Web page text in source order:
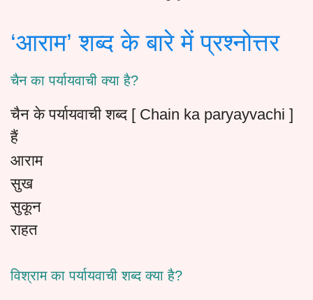
‘आराम’ शब्द के बारे में प्रश्नोत्तर
चैन का पर्यायवाची क्या है?
चैन के पर्यायवाची शब्द [ Chain ka paryayvachi ]
हैं
आराम
सुख
सुकून
राहत
विश्राम का पर्यायवाची शब्द क्या है?